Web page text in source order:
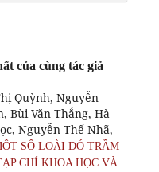
của cùng tác giả
Quỳnh, Nguyễn
Bùi Văn Thắng, Hà
Nguyễn Thế Nhã,
SỐ LOÀI DÓ TRẦM
CHÍ KHOA HỌC VÀ